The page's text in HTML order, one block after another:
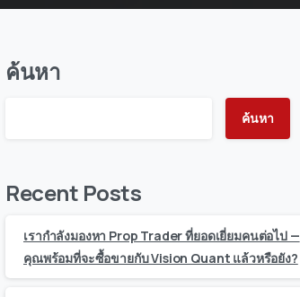
ค้นหา
ค้นหา
Recent Posts
เรากำลังมองหา Prop Trader ที่ยอดเยี่ยมคนต่อไป —
คุณพร้อมที่จะซื้อขายกับ Vision Quant แล้วหรือยัง?